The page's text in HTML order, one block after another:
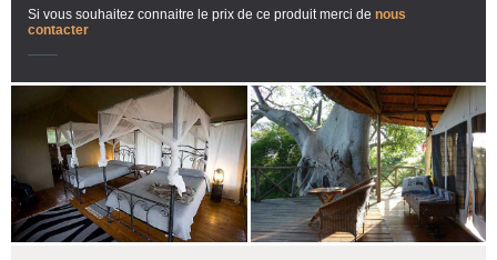
Si vous souhaitez connaitre le prix de ce produit merci de nous
contacter